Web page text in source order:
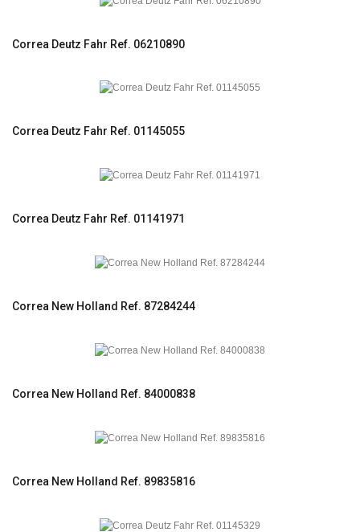
Correa Deutz Fahr Ref. 06210890
Correa Deutz Fahr Ref. 01145055
Correa Deutz Fahr Ref. 01141971
Correa New Holland Ref. 87284244
Correa New Holland Ref. 84000838
Correa New Holland Ref. 89835816